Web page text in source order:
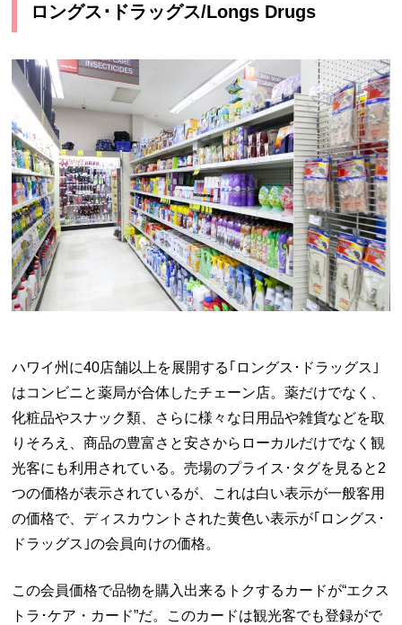
ロングス･ドラッグス/Longs Drugs
ハワイ州に40店舗以上を展開する｢ロングス･ドラッグス｣
はコンビニと薬局が合体したチェーン店。薬だけでなく、
化粧品やスナック類、さらに様々な日用品や雑貨などを取
りそろえ、商品の豊富さと安さからローカルだけでなく観
光客にも利用されている。売場のプライス･タグを見ると2
つの価格が表示されているが、これは白い表示が一般客用
の価格で、ディスカウントされた黄色い表示が｢ロングス･
ドラッグス｣の会員向けの価格。
この会員価格で品物を購入出来るトクするカードが“エクス
トラ･ケア・カード”だ。このカードは観光客でも登録がで